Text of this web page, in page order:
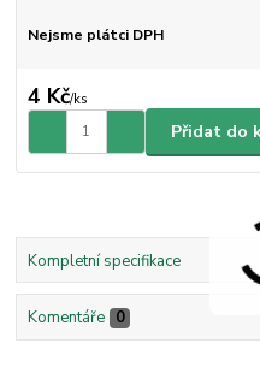
Nejsme plátci DPH
4 Kč/ks
Přidat do
Kompletní specifikace
Komentáře 0